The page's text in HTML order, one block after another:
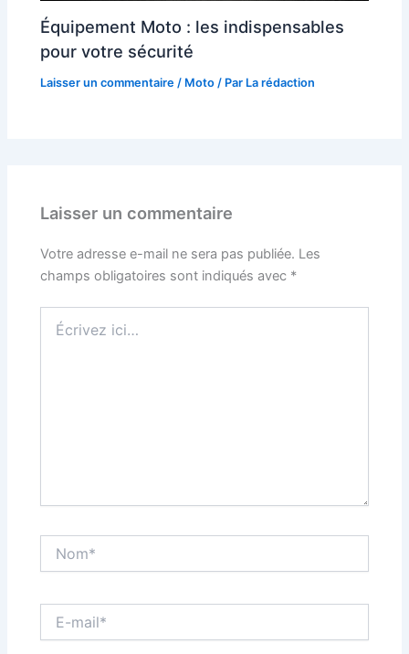
Équipement Moto : les indispensables
pour votre sécurité
Laisser un commentaire / Moto / Par La rédaction
Laisser un commentaire
Votre adresse e-mail ne sera pas publiée. Les
champs obligatoires sont indiqués avec *
ici…
mail*